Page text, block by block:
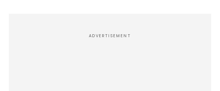
ADVERTISEMENT